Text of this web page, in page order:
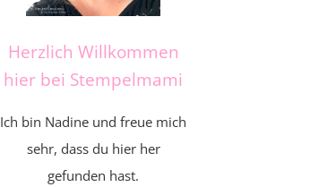
Herzlich Willkommen
hier bei Stempelmami
Ich bin Nadine und freue mich
sehr, dass du hier her
gefunden hast.